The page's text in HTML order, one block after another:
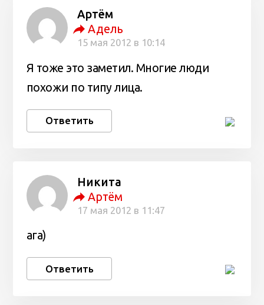
Артём
Адель
15 мая 2012 в 10:14
Я тоже это заметил. Многие люди
похожи по типу лица.
Ответить
Никита
Артём
17 мая 2012 в 11:47
ага)
Ответить